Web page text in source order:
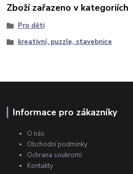
Zboží zařazeno v kategoriích
Pro děti
kreativní, puzzle, stavebnice
Informace pro zákazníky
O nás
Obchodní podmínky
Ochrana soukromí
Kontakty